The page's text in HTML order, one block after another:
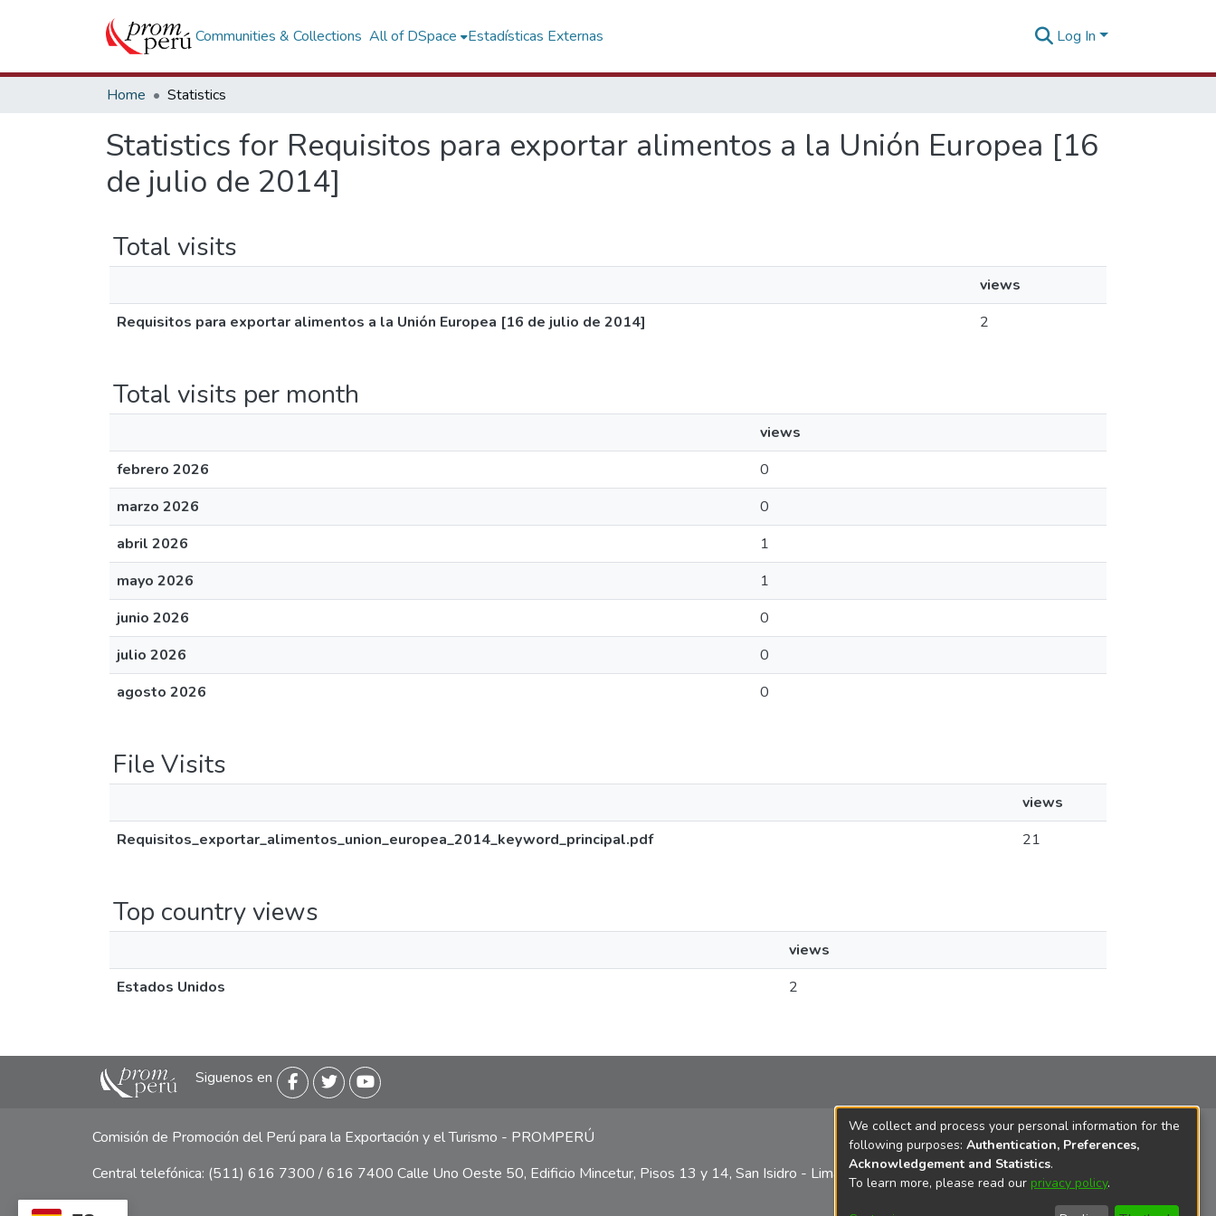
Communities & Collections All of DSpace Estadísticas Externas Log In
Home Statistics
Statistics for Requisitos para exportar alimentos a la Unión Europea [16
de julio de 2014]
Total visits
views
Requisitos para exportar alimentos a la Unión Europea [16 de julio de 2014]
2
Total visits per month
views
febrero 2026
0
marzo 2026
0
abril 2026
1
mayo 2026
1
junio 2026
0
julio 2026
0
agosto 2026
0
File Visits
views
Requisitos_exportar_alimentos_union_europea_2014_keyword_principal.pdf
21
Top country views
views
Estados Unidos
2
Siguenos en
Comisión de Promoción del Perú para la Exportación y el Turismo - PROMPERÚ
Central telefónica: (511) 616 7300 / 616 7400 Calle Uno Oeste 50, Edificio Mincetur, Pisos 13 y 14, San Isidro - Lima
We collect and process your personal information for the
following purposes: Authentication, Preferences,
Acknowledgement and Statistics.
To learn more, please read our privacy policy.